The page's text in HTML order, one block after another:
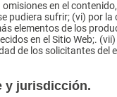
en el
pudiera sufrir; (vi) por la
elementos de los
en el Sitio Web;. (vii)
de los solicitantes del
y jurisdicción.